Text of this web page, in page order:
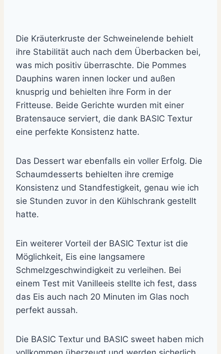
Die Kräuterkruste der Schweinelende behielt
ihre Stabilität auch nach dem Überbacken bei,
was mich positiv überraschte. Die Pommes
Dauphins waren innen locker und außen
knusprig und behielten ihre Form in der
Fritteuse. Beide Gerichte wurden mit einer
Bratensauce serviert, die dank BASIC Textur
eine perfekte Konsistenz hatte.
Das Dessert war ebenfalls ein voller Erfolg. Die
Schaumdesserts behielten ihre cremige
Konsistenz und Standfestigkeit, genau wie ich
sie Stunden zuvor in den Kühlschrank gestellt
hatte.
Ein weiterer Vorteil der BASIC Textur ist die
Möglichkeit, Eis eine langsamere
Schmelzgeschwindigkeit zu verleihen. Bei
einem Test mit Vanilleeis stellte ich fest, dass
das Eis auch nach 20 Minuten im Glas noch
perfekt aussah.
Die BASIC Textur und BASIC sweet haben mich